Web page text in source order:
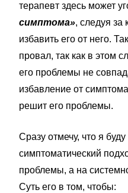
терапевт здесь может
симптома», следуя за
избавить его от него.
провал, так как в этом
его проблемы не
избавление от
решит его проблемы.
Сразу отмечу, что я
симптоматический
проблемы, а на
Суть его в том, чтобы: